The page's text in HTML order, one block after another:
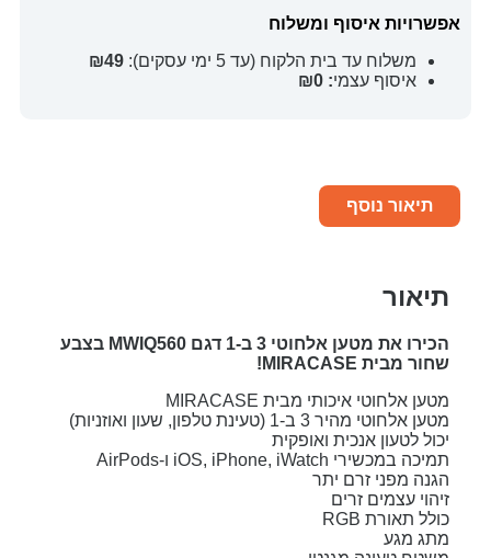
אפשרויות איסוף ומשלוח
משלוח עד בית הלקוח (עד 5 ימי עסקים):
איסוף עצמי: ₪0
תיאור נוסף
תיאור
הכירו את מטען אלחוטי 3 ב-1 דגם MWIQ560 בצבע
שחור מבית MIRACASE!
מטען אלחוטי איכותי מבית MIRACASE
מטען אלחוטי מהיר 3 ב-1 (טעינת טלפון, שעון ואוזניות)
יכול לטעון אנכית ואופקית
תמיכה במכשירי iOS, iPhone, iWatch ו-AirPods
הגנה מפני זרם יתר
זיהוי עצמים זרים
כולל תאורת RGB
מתג מגע